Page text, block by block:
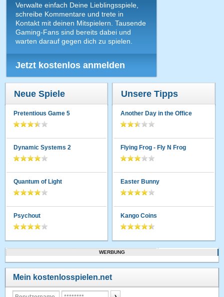
Verwalte einfach Deine Lieblingsspiele,
schreibe Kommentare und trete in
Kontakt mit deinen Mitspielern. Tausende
Gaming-Fans sind bereits dabei und
warten darauf gegen dich zu spielen.
Jetzt kostenlos anmelden
Neue Spiele
Pretentious Game 5
Dynamic Systems 2
Quantum of Light
Psychout
Unsere Tipps
Another Day in the Office
Flying Frog - Fly N Frog
Easter Bunny
Kango Coins
WERBUNG
Mein kostenlosspielen.net